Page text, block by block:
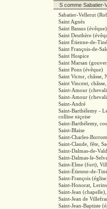
S comme Sabatier-
Sabatier-Vellerut
Saint Agnès
Saint Bassus (évêque)
Saint Deuthère
Saint Étienne-de-
Saint François-de-
Saint Hospice
Saint Marsan
Saint Pons (évêque)
Saint Victor, châsse,
Saint Vincent,
Saint-Amour
Saint-Amour
Saint-André
Saint-Barthélemy -
colline niçoise
Saint-Barthélemy,
Saint-Blaise
Saint-Charles-
Saint-Claude, fête,
Saint-Dalmas-de-
Saint-Dalmas-le-
Saint-Elme (fort),
Saint-Étienne-de-
Saint-François
Saint-Honorat, Lerins
Saint-Jean
Saint-Jean de
Saint-Jean-Baptiste